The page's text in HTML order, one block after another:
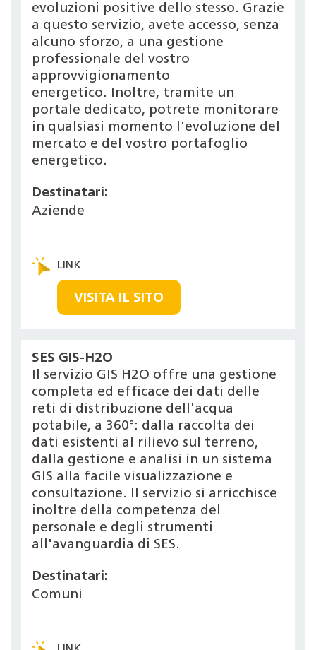
evoluzioni positive dello stesso. Grazie
a questo servizio, avete accesso, senza
alcuno sforzo, a una gestione
professionale del vostro
approvvigionamento
energetico. Inoltre, tramite un
portale dedicato, potrete monitorare
in qualsiasi momento l'evoluzione del
mercato e del vostro portafoglio
energetico.
Destinatari:
Aziende
VISITA IL SITO
SES GIS-H2O
Il servizio GIS H2O offre una gestione
completa ed efficace dei dati delle
reti di distribuzione dell'acqua
potabile, a 360°: dalla raccolta dei
dati esistenti al rilievo sul terreno,
dalla gestione e analisi in un sistema
GIS alla facile visualizzazione e
consultazione. Il servizio si arricchisce
inoltre della competenza del
personale e degli strumenti
all'avanguardia di SES.
Destinatari:
Comuni